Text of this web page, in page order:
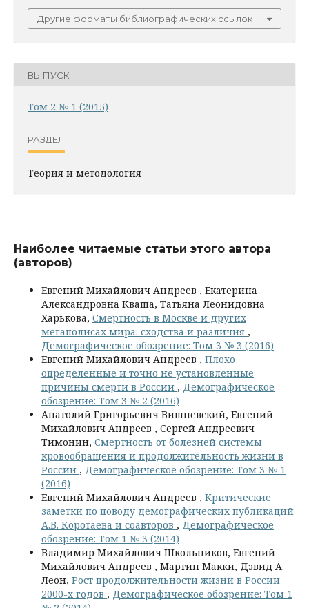
Другие форматы библиографических ссылок
ВЫПУСК
Том 2 № 1 (2015)
РАЗДЕЛ
Теория и методология
Наиболее читаемые статьи этого автора
(авторов)
Евгений Михайлович Андреев , Екатерина
Александровна Кваша, Татьяна Леонидовна
Харькова, Смертность в Москве и других
мегаполисах мира: сходства и различия ,
Демографическое обозрение: Том 3 № 3 (2016)
Евгений Михайлович Андреев , Плохо
определенные и точно не установленные
причины смерти в России , Демографическое
обозрение: Том 3 № 2 (2016)
Анатолий Григорьевич Вишневский, Евгений
Михайлович Андреев , Сергей Андреевич
Тимонин, Смертность от болезней системы
кровообращения и продолжительность жизни в
России , Демографическое обозрение: Том 3 № 1
(2016)
Евгений Михайлович Андреев , Критические
заметки по поводу демографических публикаций
А.В. Коротаева и соавторов , Демографическое
обозрение: Том 1 № 3 (2014)
Владимир Михайлович Школьников, Евгений
Михайлович Андреев , Мартин Макки, Дэвид А.
Леон, Рост продолжительности жизни в России
2000-х годов , Демографическое обозрение: Том 1